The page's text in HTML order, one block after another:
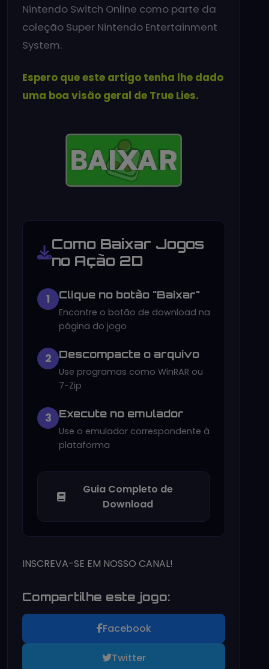
Nintendo Switch Online como parte da
coleção Super Nintendo Entertainment
System.
Espero que este artigo tenha lhe dado
uma boa visão geral de True Lies.
Como Baixar Jogos
no Ação 2D
1 Clique no botão "Baixar"
Encontre o botão de download na
página do jogo
2 Descompacte o arquivo
Use programas como WinRAR ou
7-Zip
3 Execute no emulador
Use o emulador correspondente à
plataforma
Guia Completo de
Download
INSCREVA-SE EM NOSSO CANAL!
Compartilhe este jogo:
Facebook
Twitter